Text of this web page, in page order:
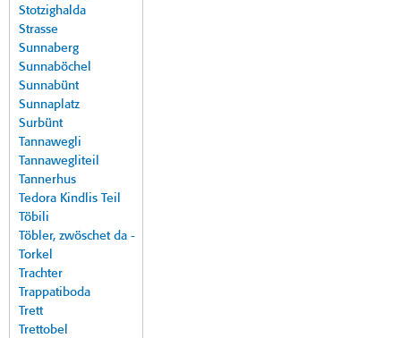
Stotzighalda
Strasse
Sunnaberg
Sunnaböchel
Sunnabünt
Sunnaplatz
Surbünt
Tannawegli
Tannawegliteil
Tannerhus
Tedora Kindlis Teil
Töbili
Töbler, zwöschet da -
Torkel
Trachter
Trappatiboda
Trett
Trettobel